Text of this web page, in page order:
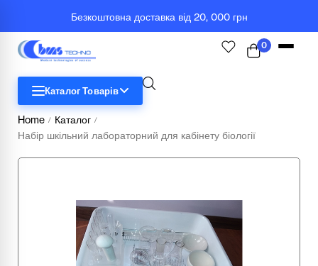
Безкоштовна доставка від 20, 000 грн
0
Каталог Товарів
Географія
Комп'ютерна техніка
Home / Каталог /
Набір шкільний лабораторний для кабінету біології